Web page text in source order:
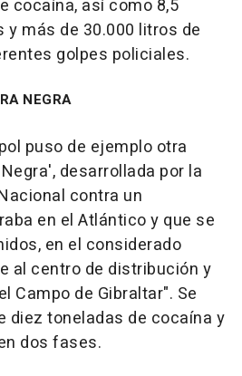
cocaína, así como 8,5
más de 30.000 litros de
golpes policiales.
NEGRA
puso de ejemplo otra
desarrollada por la
contra un
en el Atlántico y que se
en el considerado
al centro de distribución y
Campo de Gibraltar". Se
diez toneladas de cocaína y
dos fases.